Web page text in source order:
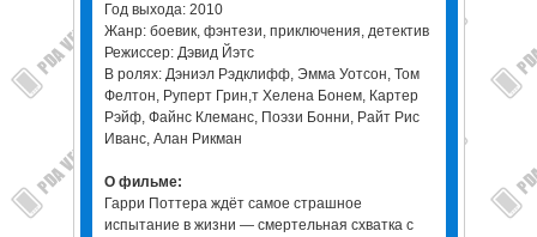
Год выхода: 2010
Жанр: боевик, фэнтези, приключения, детектив
Режиссер: Дэвид Йэтс
В ролях: Дэниэл Рэдклифф, Эмма Уотсон, Том
Фелтон, Руперт Грин,т Хелена Бонем, Картер
Рэйф, Файнс Клеманс, Поэзи Бонни, Райт Рис
Иванс, Алан Рикман
О фильме:
Гарри Поттера ждёт самое страшное
испытание в жизни — смертельная схватка с